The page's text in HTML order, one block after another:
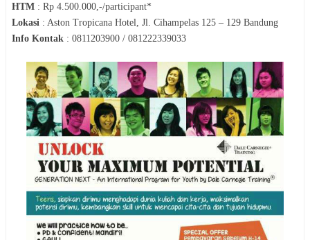
HTM : Rp 4.500.000,-/participant*
Lokasi : Aston Tropicana Hotel, Jl. Cihampelas 125 – 129 Bandung
Info Kontak : 0811203900 / 081222339033